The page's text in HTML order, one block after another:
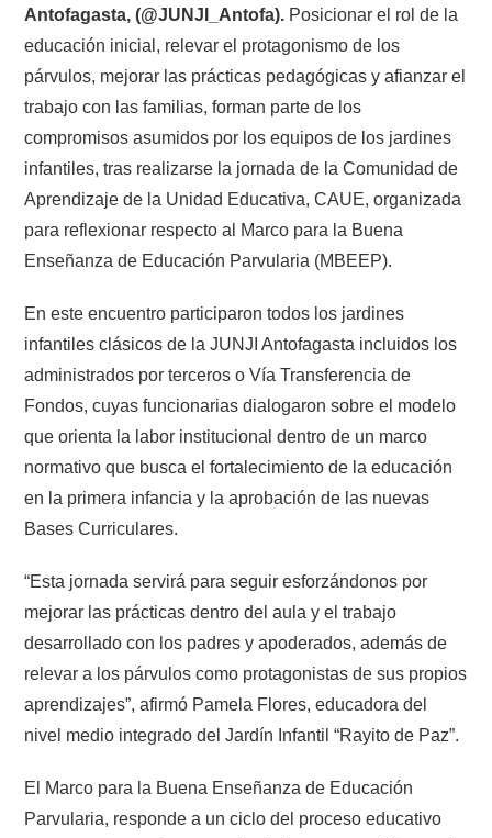
Antofagasta, (@JUNJI_Antofa). Posicionar el rol de la
educación inicial, relevar el protagonismo de los
párvulos, mejorar las prácticas pedagógicas y afianzar el
trabajo con las familias, forman parte de los
compromisos asumidos por los equipos de los jardines
infantiles, tras realizarse la jornada de la Comunidad de
Aprendizaje de la Unidad Educativa, CAUE, organizada
para reflexionar respecto al Marco para la Buena
Enseñanza de Educación Parvularia (MBEEP).
En este encuentro participaron todos los jardines
infantiles clásicos de la JUNJI Antofagasta incluidos los
administrados por terceros o Vía Transferencia de
Fondos, cuyas funcionarias dialogaron sobre el modelo
que orienta la labor institucional dentro de un marco
normativo que busca el fortalecimiento de la educación
en la primera infancia y la aprobación de las nuevas
Bases Curriculares.
“Esta jornada servirá para seguir esforzándonos por
mejorar las prácticas dentro del aula y el trabajo
desarrollado con los padres y apoderados, además de
relevar a los párvulos como protagonistas de sus propios
aprendizajes”, afirmó Pamela Flores, educadora del
nivel medio integrado del Jardín Infantil “Rayito de Paz”.
El Marco para la Buena Enseñanza de Educación
Parvularia, responde a un ciclo del proceso educativo